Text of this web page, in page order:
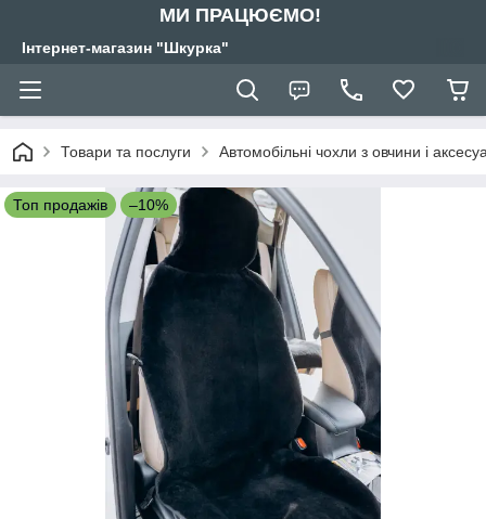
МИ ПРАЦЮЄМО!
Інтернет-магазин "Шкурка"
Товари та послуги Автомобільні чохли з овчини і
Топ продажів –10%